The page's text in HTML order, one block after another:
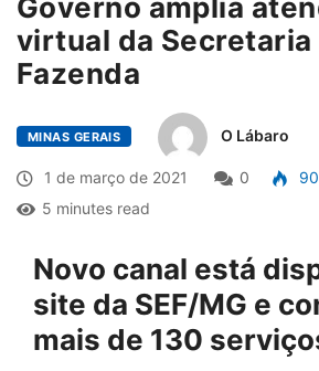
virtual da Secretaria
Fazenda
MINAS GERAIS O Lábaro
1 de março de 2021 0
5 minutes read
Novo canal está
site da SEF/MG e
mais de 130